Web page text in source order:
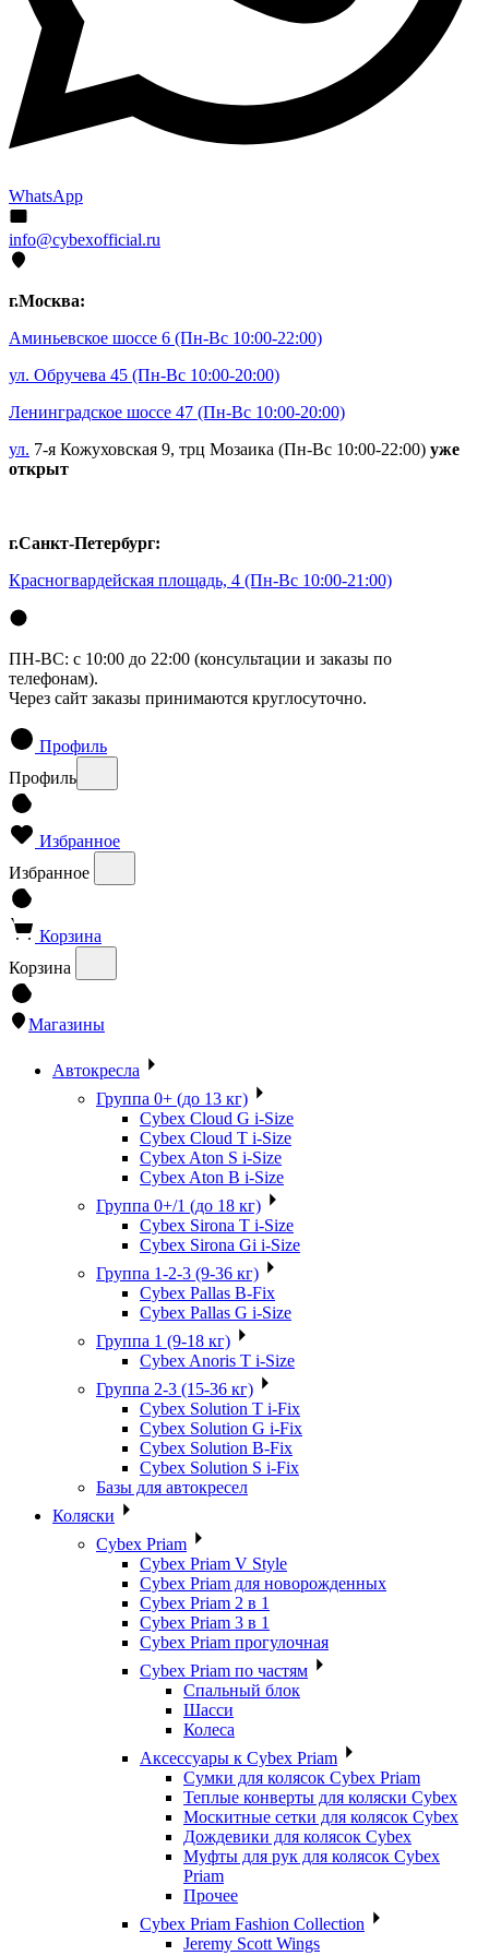
WhatsApp
info@cybexofficial.ru
г.Москва:
Аминьевское шоссе 6 (Пн-Вс 10:00-22:00)
ул. Обручева 45 (Пн-Вс 10:00-20:00)
Ленинградское шоссе 47 (Пн-Вс 10:00-20:00)
ул. 7-я Кожуховская 9, трц Мозаика (Пн-Вс 10:00-22:00) уже
открыт
г.Санкт-Петербург:
Красногвардейская площадь, 4 (Пн-Вс 10:00-21:00)
ПН-ВС: с 10:00 до 22:00 (консультации и заказы по
телефонам).
Через сайт заказы принимаются круглосуточно.
Профиль
Профиль
Избранное
Избранное
Корзина
Корзина
Магазины
Автокресла
Группа 0+ (до 13 кг)
Cybex Cloud G i-Size
Cybex Cloud T i-Size
Cybex Aton S i-Size
Cybex Aton B i-Size
Группа 0+/1 (до 18 кг)
Cybex Sirona T i-Size
Cybex Sirona Gi i-Size
Группа 1-2-3 (9-36 кг)
Cybex Pallas B-Fix
Cybex Pallas G i-Size
Группа 1 (9-18 кг)
Cybex Anoris T i-Size
Группа 2-3 (15-36 кг)
Cybex Solution T i-Fix
Cybex Solution G i-Fix
Cybex Solution B-Fix
Cybex Solution S i-Fix
Базы для автокресел
Коляски
Cybex Priam
Cybex Priam V Style
Cybex Priam для новорожденных
Cybex Priam 2 в 1
Cybex Priam 3 в 1
Cybex Priam прогулочная
Cybex Priam по частям
Спальный блок
Шасси
Колеса
Аксессуары к Cybex Priam
Сумки для колясок Cybex Priam
Теплые конверты для коляски Cybex
Москитные сетки для колясок Cybex
Дождевики для колясок Cybex
Муфты для рук для колясок Cybex
Priam
Прочее
Cybex Priam Fashion Collection
Jeremy Scott Wings